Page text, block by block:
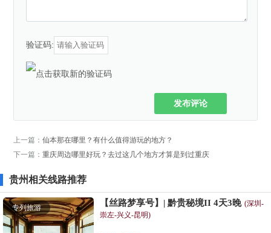
验证码:
发布评论
上一篇：仙本那在哪里？有什么值得游玩的地方？
下一篇：重庆周边哪里好玩？去过这几个地方才算是到过重庆
贵州相关线路推荐
专列旅游 【丝路梦享号】| 黔贵秘境II 4天3晚 (深圳-
崇左-兴义-昆明)